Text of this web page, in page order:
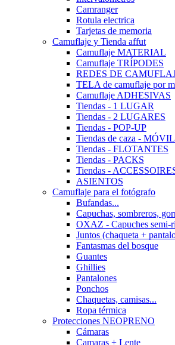
Camranger
Rotula electrica
Tarjetas de memoria
Camuflaje y Tienda affut
Camuflaje MATERIAL
Camuflaje TRÍPODES
REDES DE
TELA de camuflaje por
Camuflaje ADHESIVAS
Tiendas - 1 LUGAR
Tiendas - 2 LUGARES
Tiendas - POP-UP
Tiendas de caza -
Tiendas - FLOTANTES
Tiendas - PACKS
Tiendas -
ASIENTOS
Camuflaje para el fotógrafo
Bufandas...
Capuchas, sombreros,
OXAZ - Capuches semi-
Juntos (chaqueta +
Fantasmas del bosque
Guantes
Ghillies
Pantalones
Ponchos
Chaquetas, camisas...
Ropa térmica
Protecciones NEOPRENO
Cámaras
Camaras + Lente